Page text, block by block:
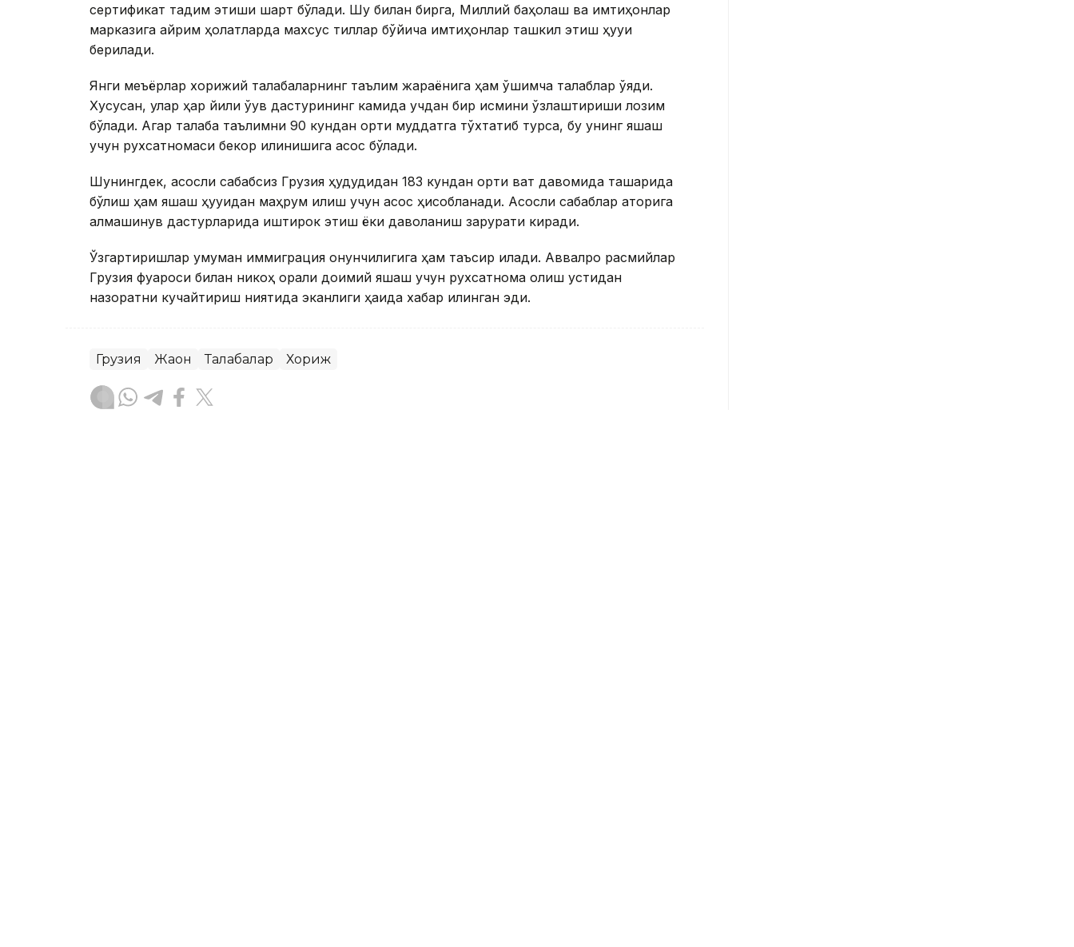
сертификат тақдим этиши шарт бўлади. Шу билан бирга, Миллий баҳолаш ва имтиҳонлар
марказига айрим ҳолатларда махсус тиллар бўйича имтиҳонлар ташкил этиш ҳуқуқи
берилади.
Янги меъёрлар хорижий талабаларнинг таълим жараёнига ҳам қўшимча талаблар қўяди.
Хусусан, улар ҳар йили ўқув дастурининг камида учдан бир қисмини ўзлаштириши лозим
бўлади. Агар талаба таълимни 90 кундан ортиқ муддатга тўхтатиб турса, бу унинг яшаш
учун рухсатномаси бекор қилинишига асос бўлади.
Шунингдек, асосли сабабсиз Грузия ҳудудидан 183 кундан ортиқ вақт давомида ташқарида
бўлиш ҳам яшаш ҳуқуқидан маҳрум қилиш учун асос ҳисобланади. Асосли сабаблар қаторига
алмашинув дастурларида иштирок этиш ёки даволаниш зарурати киради.
Ўзгартиришлар умуман иммиграция қонунчилигига ҳам таъсир қилади. Аввалроқ расмийлар
Грузия фуқароси билан никоҳ орқали доимий яшаш учун рухсатнома олиш устидан
назоратни кучайтириш ниятида эканлиги ҳақида хабар қилинган эди.
Грузия Жаҳон Талабалар Хориж